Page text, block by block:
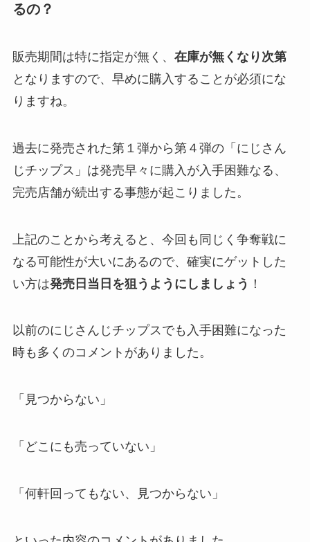
るの？
販売期間は特に指定が無く、 在庫が無くなり次第
となりますので、早めに購入することが必須にな
りますね。
過去に発売された第１弾から第４弾の「にじさん
じチップス」は発売早々に購入が入手困難なる、
完売店舗が続出する事態が起こりました。
上記のことから考えると、今回も同じく争奪戦に
なる可能性が大いにあるので、確実にゲットした
い方は発売日当日を狙うようにしましょう ！
以前のにじさんじチップスでも入手困難になった
時も多くのコメントがありました。
「見つからない」
「どこにも売っていない」
「何軒回ってもない、見つからない」